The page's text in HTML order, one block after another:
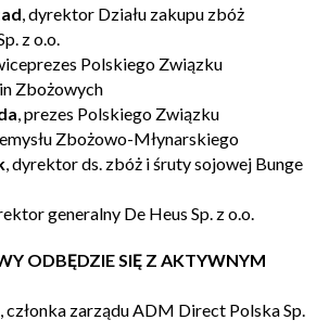
, dyrektor Działu zakupu zbóż
z o.o.
Polskiego Związku
Zbożowych
, prezes Polskiego Związku
Zbożowo-Młynarskiego
dyrektor ds. zbóż i śruty sojowej Bunge
generalny De Heus Sp. z o.o.
ODBĘDZIE SIĘ Z AKTYWNYM
, członka zarządu ADM Direct Polska Sp.